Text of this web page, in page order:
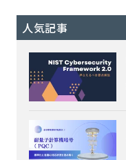
人気記事